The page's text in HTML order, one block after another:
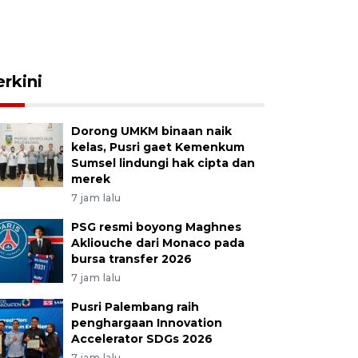
Dorong UMKM binaan naik
kelas, Pusri gaet Kemenkum
Sumsel lindungi hak cipta dan
merek
7 jam lalu
PSG resmi boyong Maghnes
Akliouche dari Monaco pada
bursa transfer 2026
7 jam lalu
Pusri Palembang raih
penghargaan Innovation
Accelerator SDGs 2026